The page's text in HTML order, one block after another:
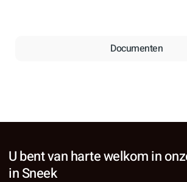
Documenten
U bent van harte welkom in
in Sneek